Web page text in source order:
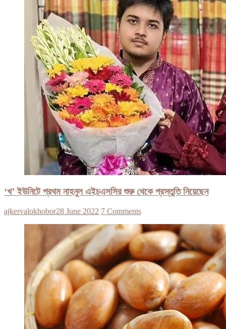
‘খ’ ইউনিটে প্রথম নাহনুল এইচএসসির শুরু থেকে প্রস্তুতি নিয়েছেন
ajkervalokhobor28 June 2022 7 Comments